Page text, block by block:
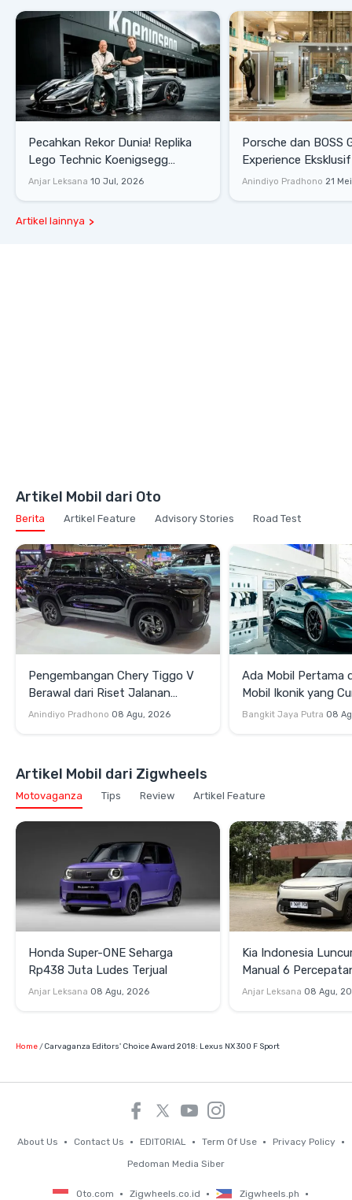
Pecahkan Rekor Dunia! Replika
Lego Technic Koenigsegg
Sadair's Spear Ukuran Asli Sukses
Anjar Leksana 10 Jul, 2026
Porsche dan BOSS
Experience
Senayan, Hadirkan
Anindiyo Pradhono 21
Artikel lainnya
Artikel Mobil dari Oto
Berita Artikel Feature Advisory Stories Road Test
Pengembangan Chery Tiggo V
Berawal dari Riset Jalanan
Indonesia
Anindiyo Pradhono 08 Agu, 2026
Ada Mobil Pertama
Mobil Ikonik yang
di GIIAS 2026
Bangkit Jaya Putra 08
Artikel Mobil dari Zigwheels
Motovaganza Tips Review Artikel Feature
Honda Super-ONE Seharga
Rp438 Juta Ludes Terjual
Anjar Leksana 08 Agu, 2026
Kia Indonesia
Manual 6
Rp269 Juta
Anjar Leksana 08 Agu,
Home Carvaganza Editors' Choice Award 2018: Lexus NX 300 F Sport
About Us Contact Us EDITORIAL Term Of Use
Privacy Policy
Pedoman Media Siber
Oto.com Zigwheels.co.id Zigwheels.ph